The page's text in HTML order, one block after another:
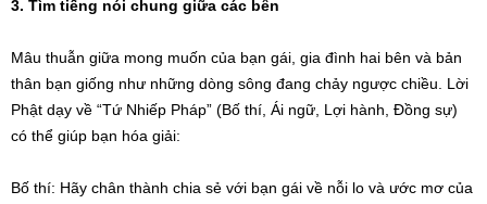
3. Tìm tiếng nói chung giữa các bên
Mâu thuẫn giữa mong muốn của bạn gái, gia đình hai bên và bản
thân bạn giống như những dòng sông đang chảy ngược chiều. Lời
Phật dạy về “Tứ Nhiếp Pháp” (Bố thí, Ái ngữ, Lợi hành, Đồng sự)
có thể giúp bạn hóa giải:
Bố thí: Hãy chân thành chia sẻ với bạn gái về nỗi lo và ước mơ của